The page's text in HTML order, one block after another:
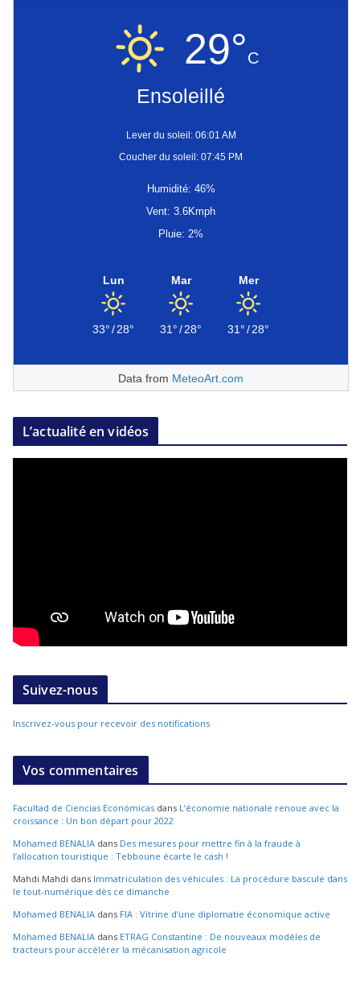
29°C
Ensoleillé
Lever du soleil: 06:01 AM
Coucher du soleil: 07:45 PM
Humidité: 46%
Vent: 3.6Kmph
Pluie: 2%
Lun
33°/28°
Mar
31°/28°
Mer
31°/28°
Data from MeteoArt.com
L’actualité en vidéos
Suivez-nous
Inscrivez-vous pour recevoir des notifications
Vos commentaires
Facultad de Ciencias Económicas dans L’économie nationale renoue avec la
croissance : Un bon départ pour 2022
Mohamed BENALIA dans Des mesures pour mettre fin à la fraude à
l’allocation touristique : Tebboune écarte le cash !
Mahdi Mahdi dans Immatriculation des véhicules : La procédure bascule dans
le tout-numérique dès ce dimanche
Mohamed BENALIA dans FIA : Vitrine d’une diplomatie économique active
Mohamed BENALIA dans ETRAG Constantine : De nouveaux modèles de
tracteurs pour accélérer la mécanisation agricole